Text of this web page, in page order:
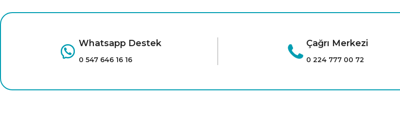
Whatsapp Destek
0 547 646 16 16
Çağrı Merkezi
0 224 777 00 72